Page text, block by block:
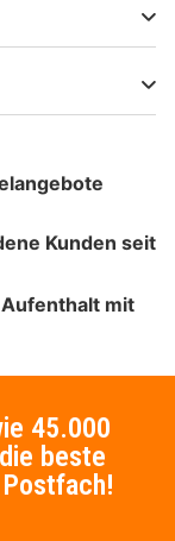
Kunden seit
mit
45.000
beste